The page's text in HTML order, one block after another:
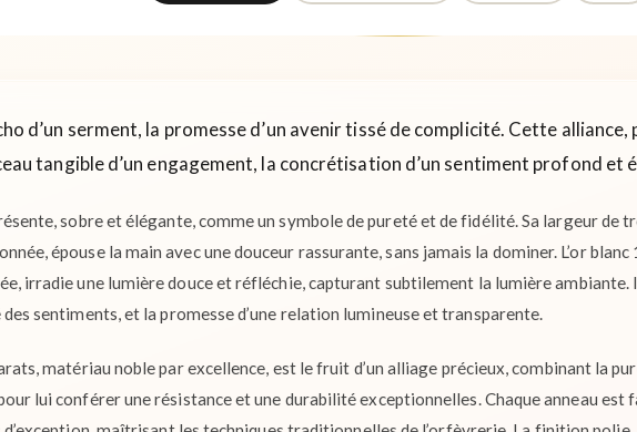
d’un serment, la promesse d’un avenir tissé de complicité. Cette alliance,
tangible d’un engagement, la concrétisation d’un sentiment profond et
sobre et élégante, comme un symbole de pureté et de fidélité. Sa largeur
épouse la main avec une douceur rassurante, sans jamais la dominer. L’or blanc
irradie une lumière douce et réfléchie, capturant subtilement la lumière ambiante.
sentiments, et la promesse d’une relation lumineuse et transparente.
matériau noble par excellence, est le fruit d’un alliage précieux, combinant la
lui conférer une résistance et une durabilité exceptionnelles. Chaque anneau est